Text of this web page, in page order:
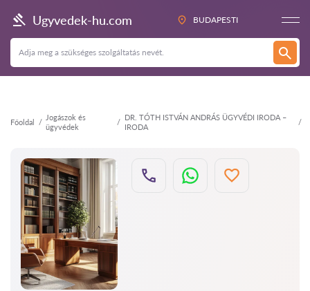
Ugyvedek-hu.com BUDAPESTI
Főoldal
Jogászok és
ügyvédek
DR. TÓTH ISTVÁN ANDRÁS ÜGYVÉDI IRODA –
IRODA
Vissza